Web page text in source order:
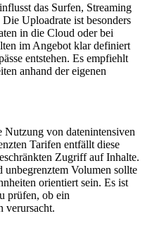
das Surfen, Streaming
Uploadrate ist besonders
in die Cloud oder bei
im Angebot klar definiert
entstehen. Es empfiehlt
anhand der eigenen
von datenintensiven
Tarifen entfällt diese
Zugriff auf Inhalte.
Volumen sollte
orientiert sein. Es ist
prüfen, ob ein
verursacht.